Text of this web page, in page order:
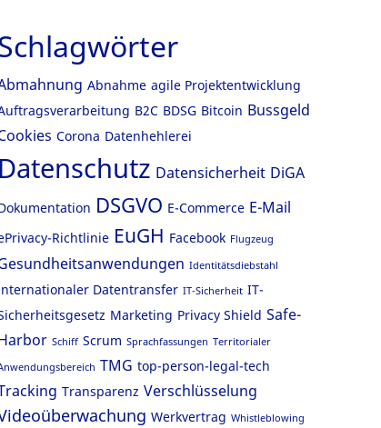
Abnahme agile Projektentwicklung
B2C BDSG Bitcoin Bussgeld
Corona Datenhehlerei
Datenschutz Datensicherheit DiGA
DSGVO E-Commerce E-Mail
Richtlinie EuGH Facebook Flugzeug
Identitätsdiebstahl
Datentransfer IT-Sicherheit IT-
Marketing Privacy Shield Safe-
Schiff Scrum Sprachfassungen Territorialer
TMG top-person-legal-tech
Transparenz Verschlüsselung
Werkvertrag Whistleblowing